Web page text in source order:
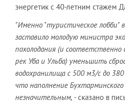
энергетик с 40-летним стажем
"Именно "туристическое лобби"
заставило молодую министра
похолодания (и
рек Уба и Ульба) уменьшить
водохранилища с 500 м3/с до
что наполнение
незначительным, - сказано в